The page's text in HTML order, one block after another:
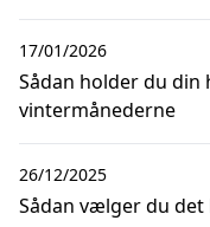
Sådan holder du
vintermånederne
17/01/2026
Sådan vælger du
26/12/2025